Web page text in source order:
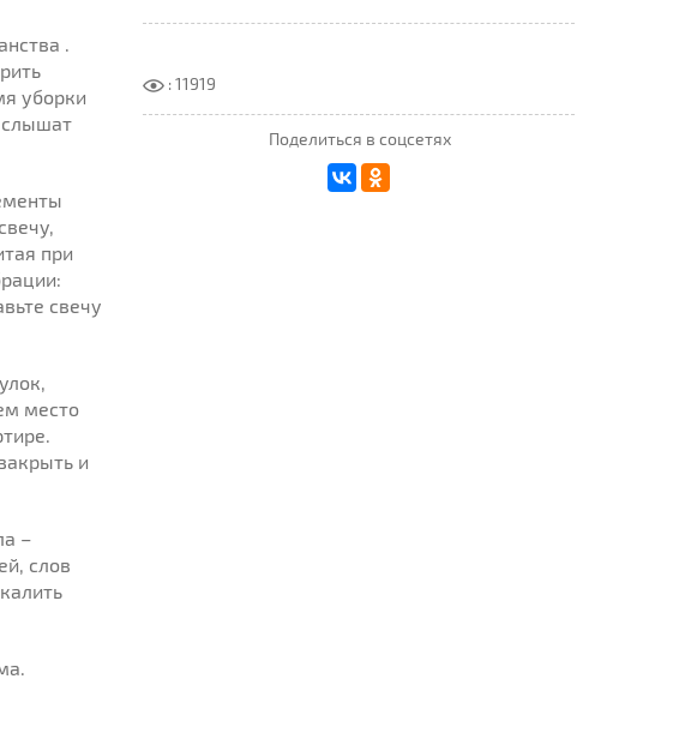
.
уборки
слышат
при
свечу
место
и
–
слов
: 11919
Поделиться в соцсетях